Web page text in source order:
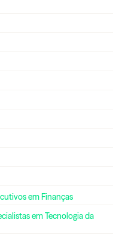
em Finanças
em Tecnologia da